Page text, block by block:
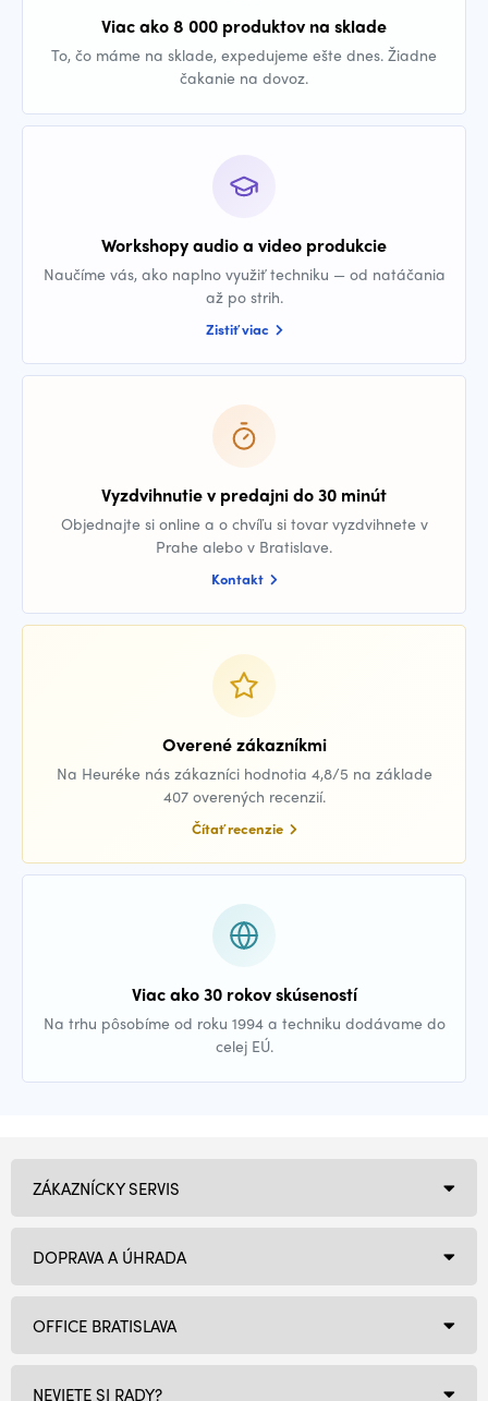
Viac ako 8 000 produktov na sklade
To, čo máme na sklade, expedujeme ešte dnes. Žiadne
čakanie na dovoz.
Workshopy audio a video produkcie
Naučíme vás, ako naplno využiť techniku — od natáčania
až po strih.
Zistiť viac
Vyzdvihnutie v predajni do 30 minút
Objednajte si online a o chvíľu si tovar vyzdvihnete v
Prahe alebo v Bratislave.
Kontakt
Overené zákazníkmi
Na Heuréke nás zákazníci hodnotia 4,8/5 na základe
407 overených recenzií.
Čítať recenzie
Viac ako 30 rokov skúseností
Na trhu pôsobíme od roku 1994 a techniku dodávame do
celej EÚ.
OFFICE BRATISLAVA
NEVIETE SI RADY?
ZÁKAZNÍCKY SERVIS
DOPRAVA A ÚHRADA